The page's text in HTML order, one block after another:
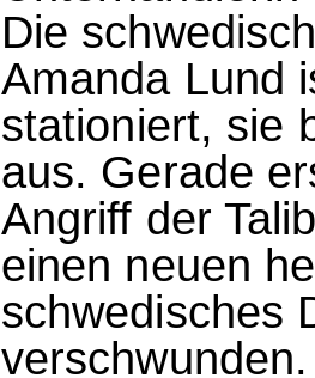
Die
Amanda Lund
stationiert, sie
aus. Gerade
Angriff der
einen neuen
schwedisches